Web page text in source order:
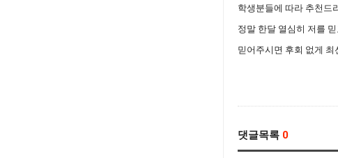
학생분들에 따라 추천드
정말 한달 열심히 저를
믿어주시면 후회 없게
댓글목록 0